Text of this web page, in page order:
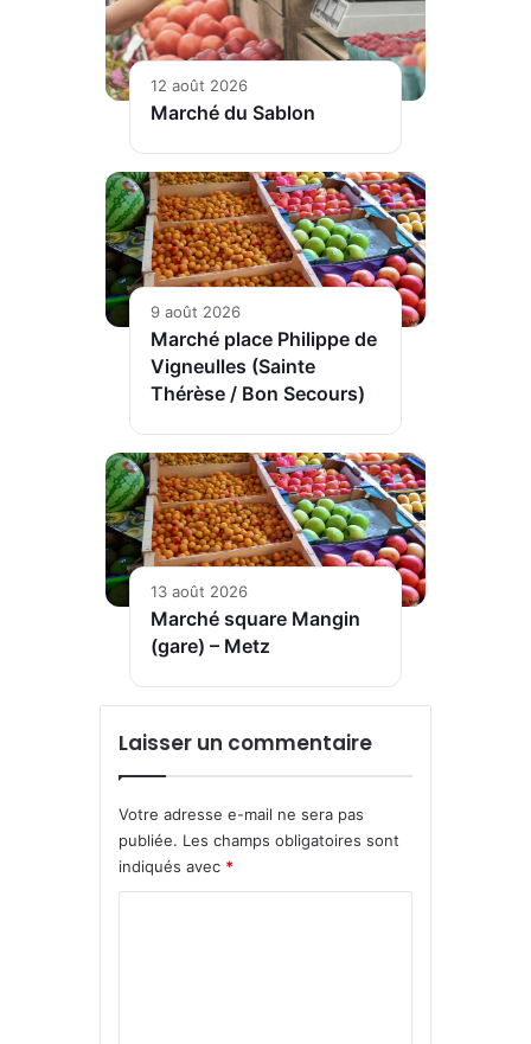
12 août 2026
Marché du Sablon
9 août 2026
Marché place Philippe de
Vigneulles (Sainte
Thérèse / Bon Secours)
13 août 2026
Marché square Mangin
(gare) – Metz
Laisser un commentaire
Votre adresse e-mail ne sera pas
publiée. Les champs obligatoires sont
indiqués avec *